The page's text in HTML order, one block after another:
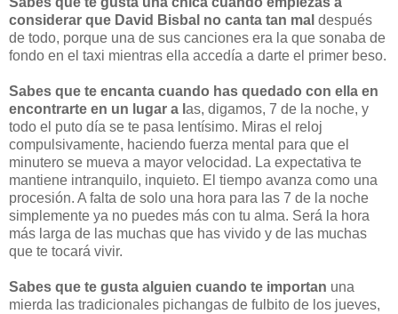
considerar que David Bisbal no canta tan mal después
de todo, porque una de sus canciones era la que sonaba de
fondo en el taxi mientras ella accedía a darte el primer beso.
Sabes que te encanta cuando has quedado con ella en
encontrarte en un lugar a l as, digamos, 7 de la noche, y
todo el puto día se te pasa lentísimo. Miras el reloj
compulsivamente, haciendo fuerza mental para que el
minutero se mueva a mayor velocidad. La expectativa te
mantiene intranquilo, inquieto. El tiempo avanza como una
procesión. A falta de solo una hora para las 7 de la noche
simplemente ya no puedes más con tu alma. Será la hora
más larga de las muchas que has vivido y de las muchas
que te tocará vivir.
Sabes que te gusta alguien cuando te importan una
mierda las tradicionales pichangas de fulbito de los jueves,